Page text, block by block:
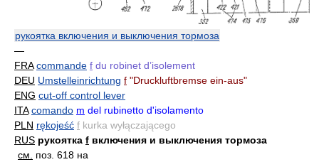
рукоятка включения и выключения тормоза
—
FRA commande f du robinet d’isolement
DEU Umstelleinrichtung f "Druckluftbremse ein-aus"
ENG cut-off control lever
ITA comando m del rubinetto d'isolamento
PLN rękojeść f kurka wyłączającego
RUS рукоятка f включения и выключения тормоза
см. поз. 618 на